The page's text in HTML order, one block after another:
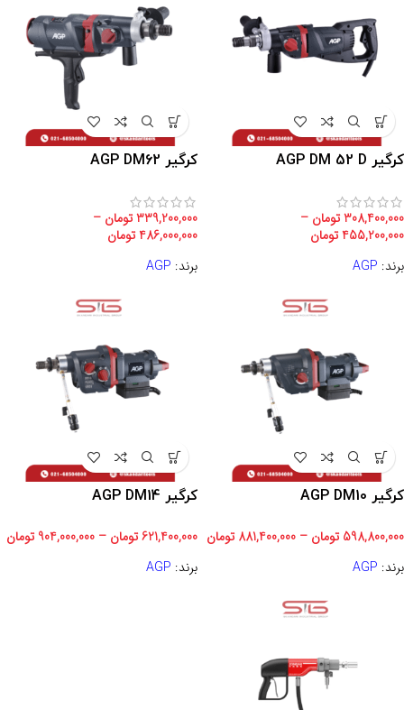
کرگیر AGP DM 52 D
308,400,000تومان –
455,200,000تومان
برند: AGP
كرگير AGP DM62
339,200,000تومان –
486,000,000تومان
برند: AGP
کرگیر AGP DM10
598,800,000 تومان –
881,400,000 تومان
برند: AGP
کرگیر AGP DM14
621,400,000تومان –
904,000,000 تومان
برند: AGP